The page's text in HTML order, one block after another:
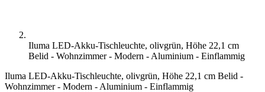
Iluma LED-Akku-Tischleuchte, olivgrün, Höhe 22,1 cm
Belid - Wohnzimmer - Modern - Aluminium - Einflammig
Iluma LED-Akku-Tischleuchte, olivgrün, Höhe 22,1 cm Belid -
Wohnzimmer - Modern - Aluminium - Einflammig